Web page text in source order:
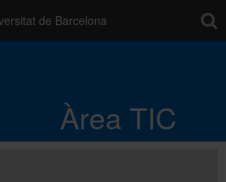
de Barcelona
Àrea TIC
de treball
Núvol UB